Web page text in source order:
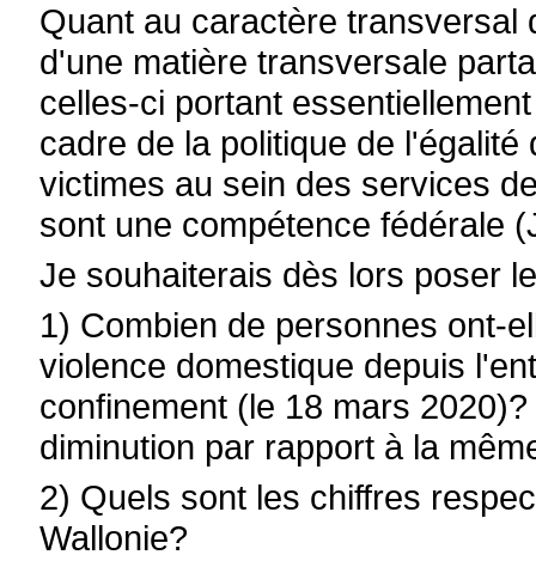
Quant au caractère transversal
d'une matière transversale
celles-ci portant
cadre de la politique de
victimes au sein des services
sont une compétence fédérale
Je souhaiterais dès lors poser
1) Combien de personnes ont-
violence domestique depuis
confinement (le 18 mars
diminution par rapport à la
2) Quels sont les chiffres
Wallonie?